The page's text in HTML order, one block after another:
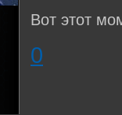
Вот этот
0